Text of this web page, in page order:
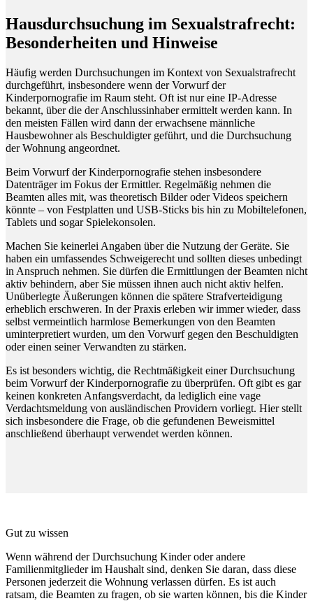
Hausdurchsuchung im Sexualstrafrecht:
Besonderheiten und Hinweise
Häufig werden Durchsuchungen im Kontext von Sexualstrafrecht
durchgeführt, insbesondere wenn der Vorwurf der
Kinderpornografie im Raum steht. Oft ist nur eine IP-Adresse
bekannt, über die der Anschlussinhaber ermittelt werden kann. In
den meisten Fällen wird dann der erwachsene männliche
Hausbewohner als Beschuldigter geführt, und die Durchsuchung
der Wohnung angeordnet.
Beim Vorwurf der Kinderpornografie stehen insbesondere
Datenträger im Fokus der Ermittler. Regelmäßig nehmen die
Beamten alles mit, was theoretisch Bilder oder Videos speichern
könnte – von Festplatten und USB-Sticks bis hin zu Mobiltelefonen,
Tablets und sogar Spielekonsolen.
Machen Sie keinerlei Angaben über die Nutzung der Geräte. Sie
haben ein umfassendes Schweigerecht und sollten dieses unbedingt
in Anspruch nehmen. Sie dürfen die Ermittlungen der Beamten nicht
aktiv behindern, aber Sie müssen ihnen auch nicht aktiv helfen.
Unüberlegte Äußerungen können die spätere Strafverteidigung
erheblich erschweren. In der Praxis erleben wir immer wieder, dass
selbst vermeintlich harmlose Bemerkungen von den Beamten
uminterpretiert wurden, um den Vorwurf gegen den Beschuldigten
oder einen seiner Verwandten zu stärken.
Es ist besonders wichtig, die Rechtmäßigkeit einer Durchsuchung
beim Vorwurf der Kinderpornografie zu überprüfen. Oft gibt es gar
keinen konkreten Anfangsverdacht, da lediglich eine vage
Verdachtsmeldung von ausländischen Providern vorliegt. Hier stellt
sich insbesondere die Frage, ob die gefundenen Beweismittel
anschließend überhaupt verwendet werden können.
Gut zu wissen
Wenn während der Durchsuchung Kinder oder andere
Familienmitglieder im Haushalt sind, denken Sie daran, dass diese
Personen jederzeit die Wohnung verlassen dürfen. Es ist auch
ratsam, die Beamten zu fragen, ob sie warten können, bis die Kinder